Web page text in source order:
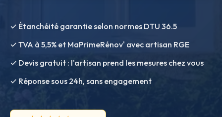
✓ Étanchéité garantie selon normes DTU 36.5
✓ TVA à 5,5% et MaPrimeRénov' avec artisan RGE
✓ Devis gratuit : l'artisan prend les mesures chez vous
✓ Réponse sous 24h, sans engagement